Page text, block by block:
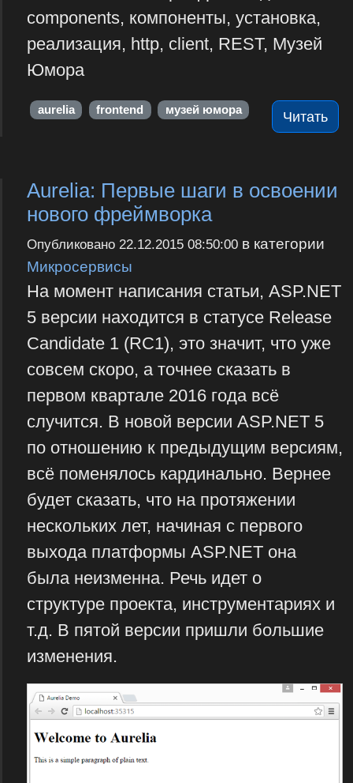
components, компоненты, установка,
реализация, http, client, REST, Музей
Юмора
Читать
aurelia frontend музей юмора
Aurelia: Первые шаги в освоении
нового фреймворка
Опубликовано 22.12.2015 08:50:00в категории
Микросервисы
На момент написания статьи, ASP.NET
5 версии находится в статусе Release
Candidate 1 (RC1), это значит, что уже
совсем скоро, а точнее сказать в
первом квартале 2016 года всё
случится. В новой версии ASP.NET 5
по отношению к предыдущим версиям,
всё поменялось кардинально. Вернее
будет сказать, что на протяжении
нескольких лет, начиная с первого
выхода платформы ASP.NET она
была неизменна. Речь идет о
структуре проекта, инструментариях и
т.д. В пятой версии пришли большие
изменения.